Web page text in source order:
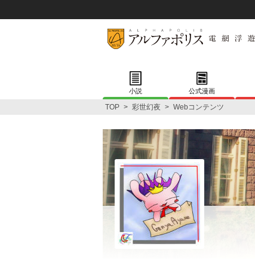
小説 公式漫画
TOP > 彩世幻夜 > Webコンテンツ